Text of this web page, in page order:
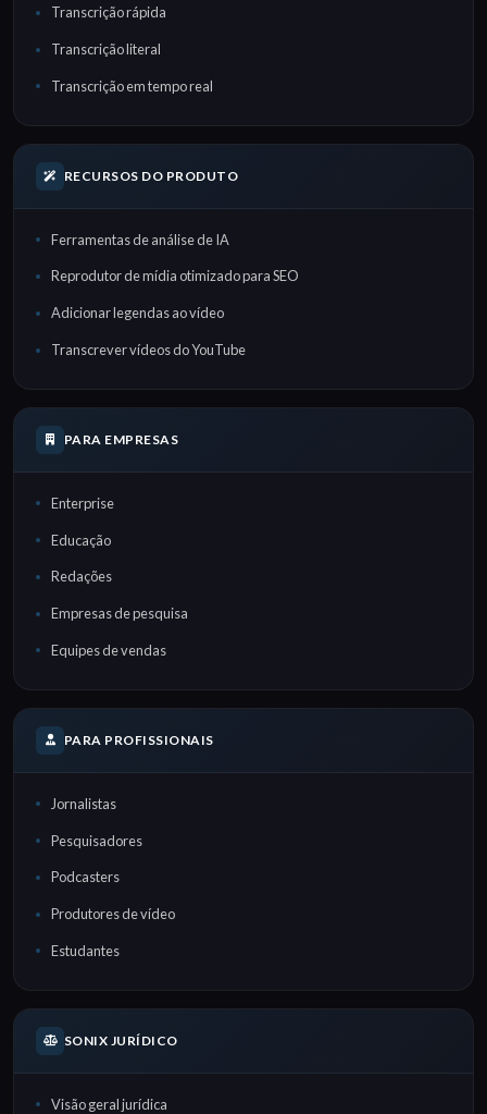
Transcrição rápida
Transcrição literal
Transcrição em tempo real
RECURSOS DO PRODUTO
Ferramentas de análise de IA
Reprodutor de mídia otimizado para SEO
Adicionar legendas ao vídeo
Transcrever vídeos do YouTube
PARA EMPRESAS
Enterprise
Educação
Redações
Empresas de pesquisa
Equipes de vendas
PARA PROFISSIONAIS
Jornalistas
Pesquisadores
Podcasters
Produtores de vídeo
Estudantes
SONIX JURÍDICO
Visão geral jurídica